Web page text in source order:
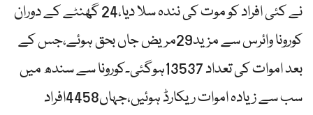
نے کئی افراد کو موت کی نندہ سلا دیا،24 گھنٹے کے دوران
کورونا وائرس سے مزید29مریض جاں بحق ہوئے،جس کے
بعد اموات کی تعداد 13537ہوگئی۔کورونا سے سندھ میں
سب سے زیادہ اموات ریکارڈ ہوئیں،جہاں4458افراد